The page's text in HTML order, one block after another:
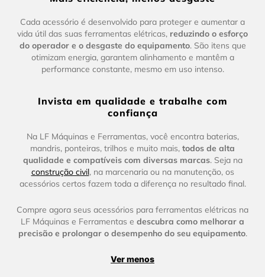
Cada acessório é desenvolvido para proteger e aumentar a
vida útil das suas ferramentas elétricas, reduzindo o esforço
do operador e o desgaste do equipamento. São itens que
otimizam energia, garantem alinhamento e mantêm a
performance constante, mesmo em uso intenso.
Invista em qualidade e trabalhe com
confiança
Na LF Máquinas e Ferramentas, você encontra baterias,
mandris, ponteiras, trilhos e muito mais, todos de alta
qualidade e compatíveis com diversas marcas. Seja na
construção civil, na marcenaria ou na manutenção, os
acessórios certos fazem toda a diferença no resultado final.
Compre agora seus acessórios para ferramentas elétricas na
LF Máquinas e Ferramentas e descubra como melhorar a
precisão e prolongar o desempenho do seu equipamento.
Ver menos